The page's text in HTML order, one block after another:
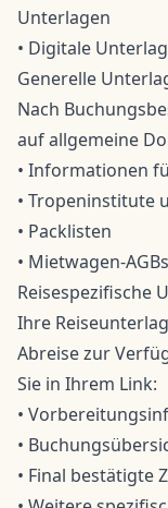
Unterlagen
• Digitale
Generelle
Nach
auf allgemeine
• Informationen
• Tropeninstitute
• Packlisten
• Mietwagen-
Reisespezifische
Ihre
Abreise zur
Sie in Ihrem Link:
•
•
• Final bestätigte